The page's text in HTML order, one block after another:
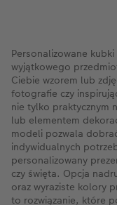
Personalizowane
wyjątkowego
Ciebie wzorem lub
fotografie czy
nie tylko praktycznym
lub elementem
modeli pozwala
indywidualnych
personalizowany
czy święta. Opcja
oraz wyraziste kolory
to rozwiązanie, które